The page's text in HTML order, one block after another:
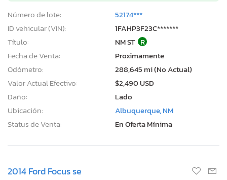
Número de lote:
52174***
ID vehicular (VIN):
1FAHP3F23C*******
Título:
NM ST R
Fecha de Venta:
Proximamente
Odómetro:
288,645 mi (No Actual)
Valor Actual Efectivo:
$2,490 USD
Daño:
Lado
Ubicación:
Albuquerque, NM
Status de Venta:
En Oferta Mínima
2014 Ford Focus se